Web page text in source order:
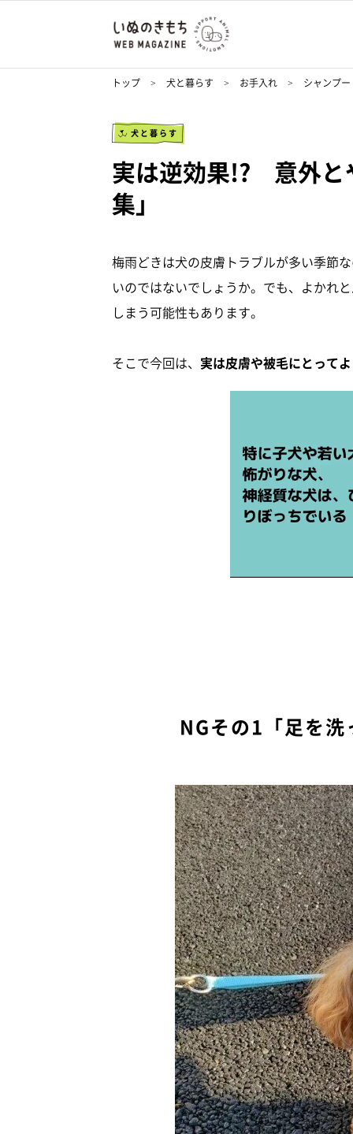
トップ 犬と暮らす お手入れ シャンプ
犬と暮らす
実は逆効果!? 意外と
集」
梅雨どきは犬の皮膚トラブルが多い季節
いのではないでしょうか。でも、よかれ
しまう可能性もあります。
そこで今回は、 実は皮膚や被毛にとって
NGその1「足を